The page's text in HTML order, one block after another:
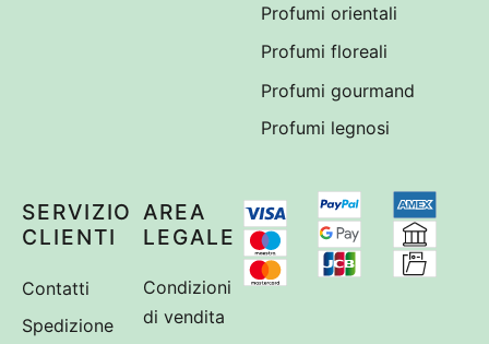
Profumi orientali
Profumi floreali
Profumi gourmand
Profumi legnosi
SERVIZIO
CLIENTI
Contatti
Spedizione
AREA
LEGALE
Condizioni
di vendita